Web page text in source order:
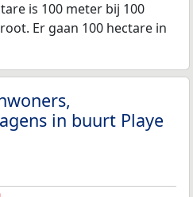
is 100 meter bij 100
Er gaan 100 hectare in
in buurt Playe